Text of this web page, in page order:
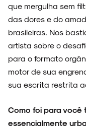
que mergulha sem
das dores e do
brasileiras. Nos
artista sobre o
para o formato
motor de sua
sua escrita restrita
Como foi para você
essencialmente